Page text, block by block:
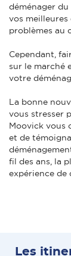
déménager
vos meilleures
problèmes au
Cependant,
sur le marché
votre
La bonne
vous stresser
Moovick vous
et de
fil des ans, la
expérience de
Les